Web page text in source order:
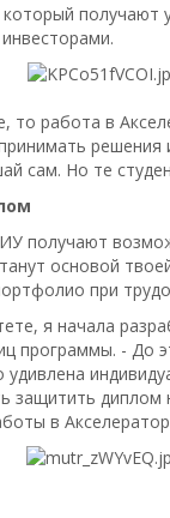
получают
то работа в
решения
сам. Но те
получают
основой
при
я начала
программы. - До
защитить диплом
в